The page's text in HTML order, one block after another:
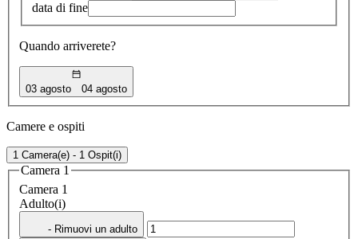
data di fine
Quando arriverete?
03 agosto 04 agosto
Camere e ospiti
1 Camera(e) - 1 Ospit(i)
Camera 1
Camera 1
Adulto(i)
- Rimuovi un adulto